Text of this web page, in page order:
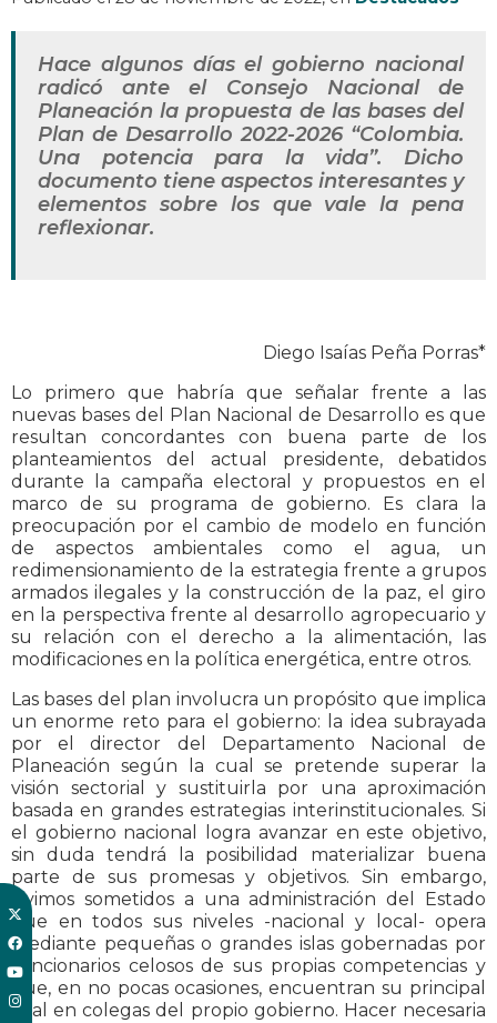
Hace algunos días el gobierno nacional
radicó ante el Consejo Nacional de
Planeación la propuesta de las bases del
Plan de Desarrollo 2022-2026 “Colombia.
Una potencia para la vida”. Dicho
documento tiene aspectos interesantes y
elementos sobre los que vale la pena
reflexionar.
Diego Isaías Peña Porras*
Lo primero que habría que señalar frente a las
nuevas bases del Plan Nacional de Desarrollo es que
resultan concordantes con buena parte de los
planteamientos del actual presidente, debatidos
durante la campaña electoral y propuestos en el
marco de su programa de gobierno. Es clara la
preocupación por el cambio de modelo en función
de aspectos ambientales como el agua, un
redimensionamiento de la estrategia frente a grupos
armados ilegales y la construcción de la paz, el giro
en la perspectiva frente al desarrollo agropecuario y
su relación con el derecho a la alimentación, las
modificaciones en la política energética, entre otros.
Las bases del plan involucra un propósito que implica
un enorme reto para el gobierno: la idea subrayada
por el director del Departamento Nacional de
Planeación según la cual se pretende superar la
visión sectorial y sustituirla por una aproximación
basada en grandes estrategias interinstitucionales. Si
el gobierno nacional logra avanzar en este objetivo,
sin duda tendrá la posibilidad materializar buena
parte de sus promesas y objetivos. Sin embargo,
vivimos sometidos a una administración del Estado
que en todos sus niveles -nacional y local- opera
mediante pequeñas o grandes islas gobernadas por
funcionarios celosos de sus propias competencias y
que, en no pocas ocasiones, encuentran su principal
rival en colegas del propio gobierno. Hacer necesaria